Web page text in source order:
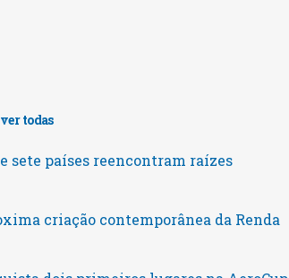
ver todas
sete países reencontram raízes
criação contemporânea da Renda